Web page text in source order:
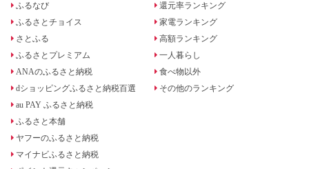
ふるなび
ふるさとチョイス
さとふる
ふるさとプレミアム
ANAのふるさと納税
dショッピングふるさと納税百選
au PAY ふるさと納税
ふるさと本舗
ヤフーのふるさと納税
マイナビふるさと納税
還元率ランキング
家電ランキング
高額ランキング
一人暮らし
食べ物以外
その他のランキング